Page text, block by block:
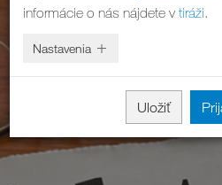
informácie o nás nájdete v tiráži.
Nastavenia
Uložiť